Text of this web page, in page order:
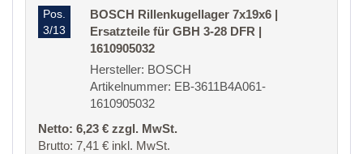
Pos.
3/13
BOSCH Rillenkugellager 7x19x6 |
Ersatzteile für GBH 3-28 DFR |
1610905032
Hersteller: BOSCH
Artikelnummer: EB-3611B4A061-
1610905032
Netto: 6,23 € zzgl. MwSt.
Brutto: 7,41 € inkl. MwSt.